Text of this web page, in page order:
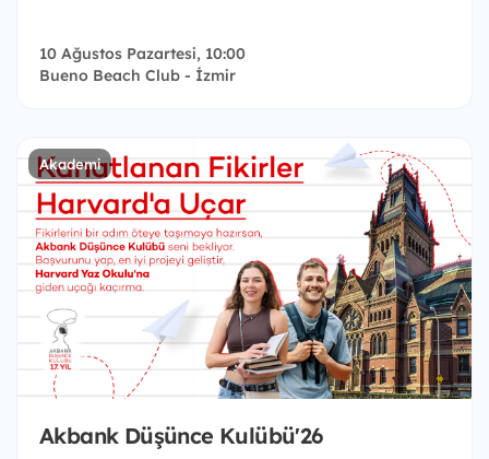
10 Ağustos Pazartesi, 10:00
Bueno Beach Club - İzmir
Akademi
Akbank Düşünce Kulübü'26